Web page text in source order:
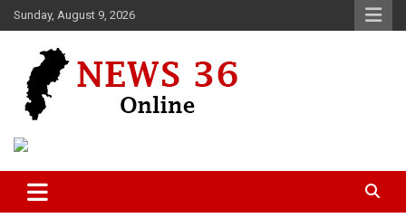
Skip
to
Sunday, August 9, 2026
News 36